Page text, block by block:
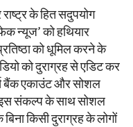
के हित सदुपयोग
न्यूज’ को हथियार
को धूमिल करने के
को दुराग्रह से एडिट कर
बैंक एकाउंट और सोशल
संकल्प के साथ सोशल
बिना किसी दुराग्रह के लोगों